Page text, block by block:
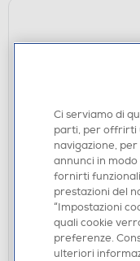
ACCESSORI HOME
PYRAMID -
€ 2,90
Acquisto online:
Ritiro in negozio
Ci serviamo di
parti, per offrirti
navigazione,
annunci in
fornirti
prestazioni del
“Impostazioni
quali cookie
preferenze.
ulteriori